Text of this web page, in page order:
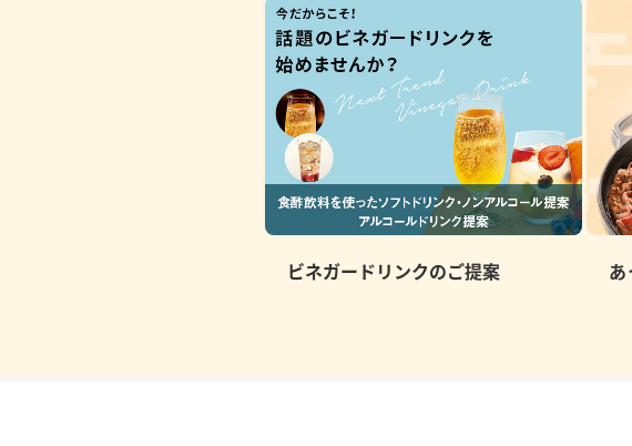
ビネガードリンクのご提案 あ